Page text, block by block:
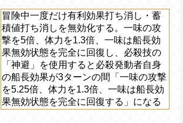
冒険中一度だけ有利効果打ち消し・蓄
積値打ち消しを無効化する。一味の攻
撃を5倍、体力を1.3倍、一味は船長効
果無効状態を完全に回復し、必殺技の
「神避」を使用すると必殺発動者自身
の船長効果が3ターンの間「一味の攻撃
を5.25倍、体力を1.3倍、一味は船長効
果無効状態を完全に回復する」になる